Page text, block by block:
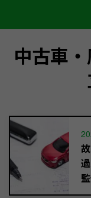
中古車
監